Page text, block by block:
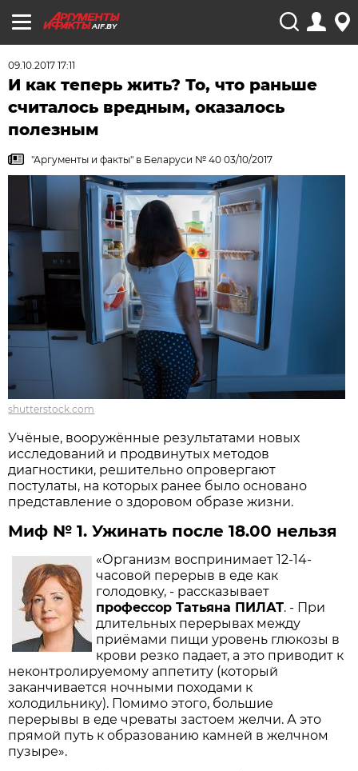
AIF.BY
09.10.2017 17:11
И как теперь жить? То, что раньше
считалось вредным, оказалось
полезным
"Аргументы и факты" в Беларуси № 40 03/10/2017
shutterstock.com
Учёные, вооружённые результатами новых
исследований и продвинутых методов
диагностики, решительно опровергают
постулаты, на которых ранее было основано
представление о здоровом образе жизни.
Миф № 1. Ужинать после 18.00 нельзя
«Организм воспринимает 12-14-
часовой перерыв в еде как
голодовку, - рассказывает
профессор Татьяна ПИЛАТ. - При
длительных перерывах между
приёмами пищи уровень глюкозы в
крови резко падает, а это приводит к
неконтролируемому аппетиту (который
заканчивается ночными походами к
холодильнику). Помимо этого, большие
перерывы в еде чреваты застоем желчи. А это
прямой путь к образованию камней в желчном
пузыре».